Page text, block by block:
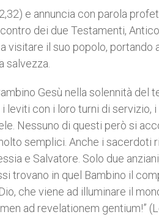
e annuncia con parola
dei due Testamenti,
visitare il suo popolo, portando
salvezza.
Gesù nella solennità del
leviti con i loro turni di servizio,
Nessuno di questi però si
semplici. Anche i sacerdoti
e Salvatore. Solo due
trovano in quel Bambino il
che viene ad illuminare il
ad revelationem gentium!”